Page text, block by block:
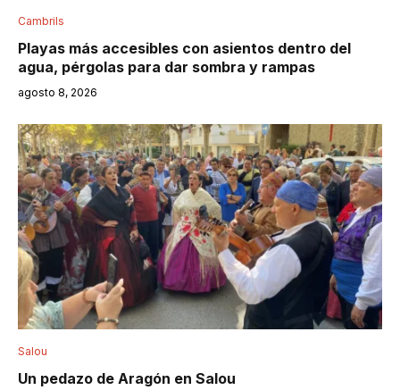
Cambrils
Playas más accesibles con asientos dentro del
agua, pérgolas para dar sombra y rampas
agosto 8, 2026
Salou
Un pedazo de Aragón en Salou